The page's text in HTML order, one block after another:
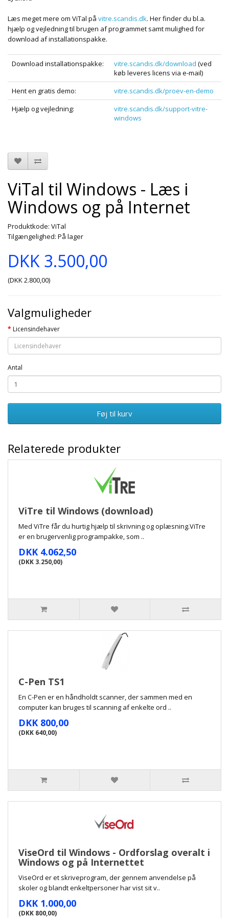
Læs meget mere om ViTal på vitre.scandis.dk. Her finder du bl.a.
hjælp og vejledning til brugen af programmet samt mulighed for
download af installationspakke.
Download installationspakke: vitre.scandis.dk/download (ved
køb leveres licens via e-mail)
Hent en gratis demo:
vitre.scandis.dk/proev-en-demo
Hjælp og vejledning:
vitre.scandis.dk/support-vitre-
windows
ViTal til Windows - Læs i
Windows og på Internet
Produktkode: ViTal
Tilgængelighed: På lager
DKK 3.500,00
(DKK 2.800,00)
Valgmuligheder
Licensindehaver
Antal
Føj til kurv
Relaterede produkter
ViTre til Windows (download)
Med ViTre får du hurtig hjælp til skrivning og oplæsning.ViTre
er en brugervenlig programpakke, som ..
DKK 4.062,50
(DKK 3.250,00)
C-Pen TS1
En C-Pen er en håndholdt scanner, der sammen med en
computer kan bruges til scanning af enkelte ord ..
DKK 800,00
(DKK 640,00)
ViseOrd til Windows - Ordforslag overalt i
Windows og på Internettet
ViseOrd er et skriveprogram, der gennem anvendelse på
skoler og blandt enkeltpersoner har vist sit v..
DKK 1.000,00
(DKK 800,00)